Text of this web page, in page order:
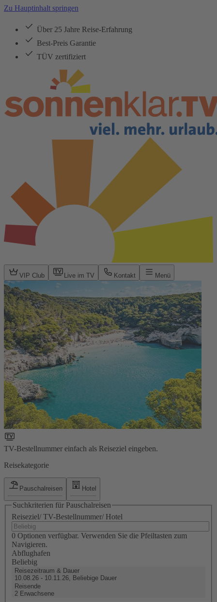
Zu Hauptinhalt springen
Über 25 Jahre Reise-Erfahrung
Best-Preis Garantie
TÜV zertifiziert
VIP Club Live im TV Kontakt Menü
TV-Bestellnummer einfach als Reiseziel eingeben.
Reisekategorie
Pauschalreisen Hotel
Suchkriterien für Pauschalreisen
Reiseziel/ TV-Bestellnummer/ Hotel
0 Optionen verfügbar. Verwenden Sie die Pfeiltasten zum
Navigieren.
Abflughafen
Beliebig
Reisezeitraum & Dauer
10.08.26 - 10.11.26, Beliebige Dauer
Reisende
2 Erwachsene